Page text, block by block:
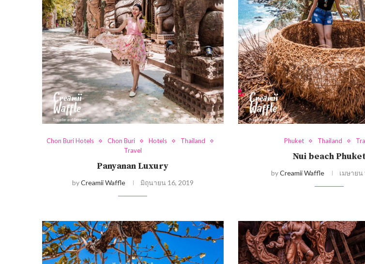
Chon Buri Hotels Chon Buri Hotels
Thailand
Travel
Panyanan Luxury
byCreamii Waffle มิถุนายน 16, 2019
Phuket Thailand
Nui beach
byCreamii Waffle เมษายน